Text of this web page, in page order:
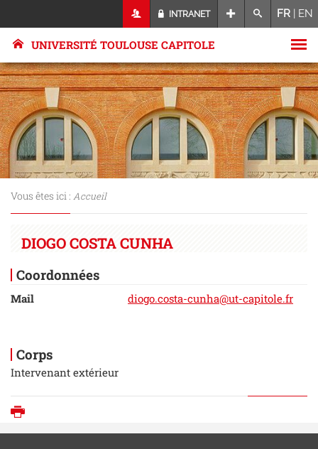
INTRANET FR | EN
UNIVERSITÉ TOULOUSE CAPITOLE
Vous êtes ici : Accueil
DIOGO COSTA CUNHA
Coordonnées
Mail diogo.costa-cunha@ut-capitole.fr
Corps
Intervenant extérieur